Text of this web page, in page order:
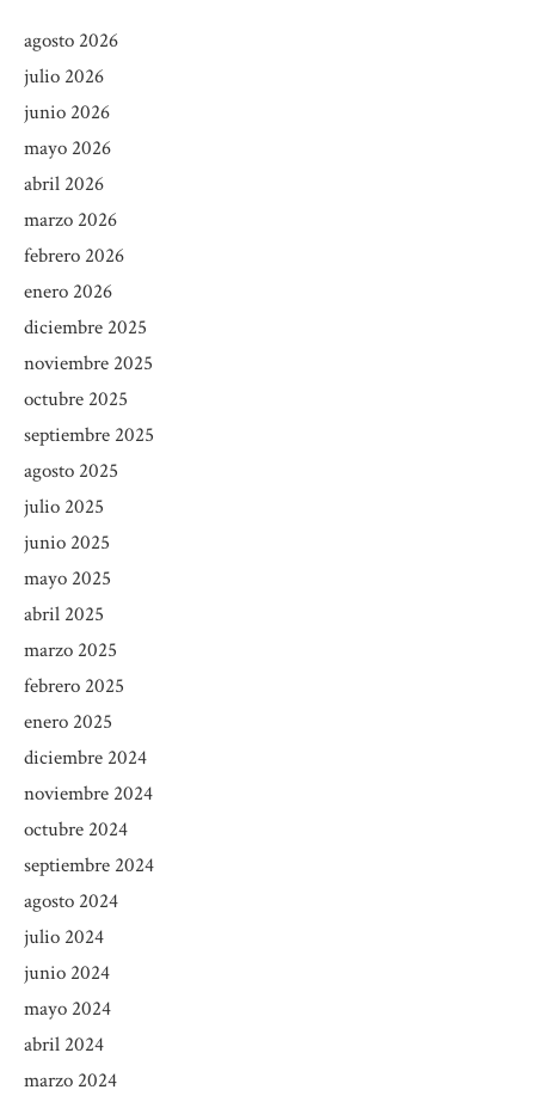
agosto 2026
julio 2026
junio 2026
mayo 2026
abril 2026
marzo 2026
febrero 2026
enero 2026
diciembre 2025
noviembre 2025
octubre 2025
septiembre 2025
agosto 2025
julio 2025
junio 2025
mayo 2025
abril 2025
marzo 2025
febrero 2025
enero 2025
diciembre 2024
noviembre 2024
octubre 2024
septiembre 2024
agosto 2024
julio 2024
junio 2024
mayo 2024
abril 2024
marzo 2024